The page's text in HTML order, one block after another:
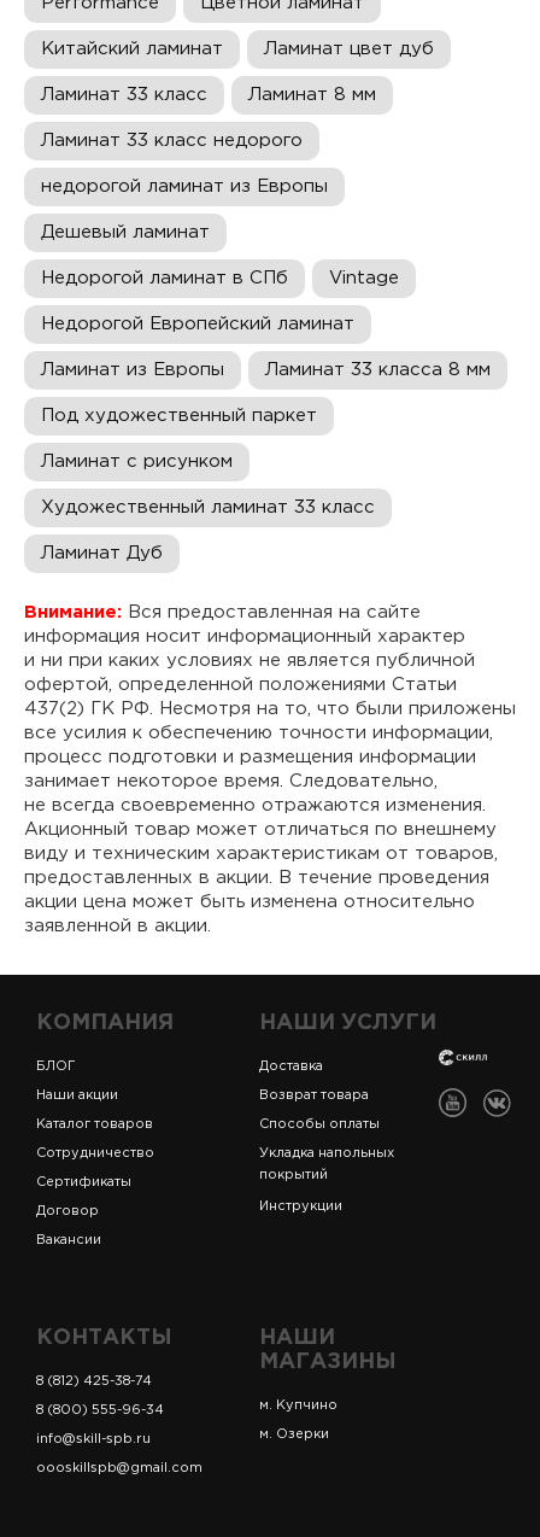
Китайский ламинат Ламинат цвет дуб
Ламинат 33 класс Ламинат 8 мм
Ламинат 33 класс недорого
недорогой ламинат из Европы
Дешевый ламинат
Недорогой ламинат в СПб Vintage
Недорогой Европейский ламинат
Ламинат из Европы Ламинат 33 класса 8 мм
Под художественный паркет
Ламинат с рисунком
Художественный ламинат 33 класс
Ламинат Дуб
Внимание: Вся предоставленная на сайте
информация носит информационный характер
и ни при каких условиях не является публичной
офертой, определенной положениями Статьи
437(2) ГК РФ. Несмотря на то, что были приложены
все усилия к обеспечению точности информации,
процесс подготовки и размещения информации
занимает некоторое время. Следовательно,
не всегда своевременно отражаются изменения.
Акционный товар может отличаться по внешнему
виду и техническим характеристикам от товаров,
предоставленных в акции. В течение проведения
акции цена может быть изменена относительно
заявленной в акции.
КОМПАНИЯ
БЛОГ
Наши акции
Каталог товаров
Сотрудничество
Сертификаты
Договор
Вакансии
НАШИ УСЛУГИ
Доставка
Возврат товара
Способы оплаты
Укладка напольных
покрытий
Инструкции
КОНТАКТЫ
8 (812) 425-38-74
8 (800) 555-96-34
info@skill-spb.ru
oooskillspb@gmail.com
НАШИ
МАГАЗИНЫ
м. Купчино
м. Озерки